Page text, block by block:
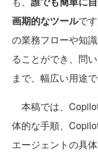
画期的なツールで
の業務フローや知
ることができ、問
まで、幅広い用途
本稿では、
体的な手順、
エージェントの具